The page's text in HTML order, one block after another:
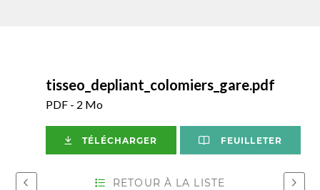
tisseo_depliant_colomiers_gare.pdf
PDF - 2 Mo
TÉLÉCHARGER FEUILLETER
RETOUR À LA LISTE